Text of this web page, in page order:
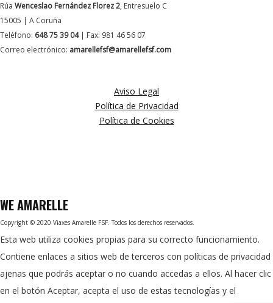
Rúa Wenceslao Fernández Florez 2, Entresuelo C
15005 | A Coruña
Teléfono: 648 75 39 04| Fax: 981 46 56 07
Correo electrónico: amarellefsf@amarellefsf.com
Aviso Legal
Política de Privacidad
Política de Cookies
WEAMARELLE
Copyright © 2020 Viaxes Amarelle FSF. Todos los derechos reservados.
Esta web utiliza cookies propias para su correcto funcionamiento.
Contiene enlaces a sitios web de terceros con políticas de privacidad
ajenas que podrás aceptar o no cuando accedas a ellos. Al hacer clic
en el botón Aceptar, acepta el uso de estas tecnologías y el